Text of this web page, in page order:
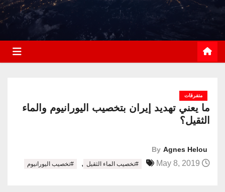
متفرقات
ما يعني تهديد إيران بتخصيب اليورانيوم والماء
الثقيل؟
By Agnes Helou
#تخصيب الماء الثقيل , #تخصيب اليورانيوم